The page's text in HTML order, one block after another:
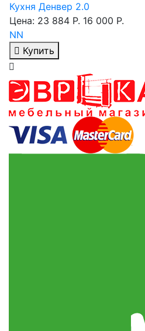
Кухня Денвер 2.0
Цена: 23 884 Р. 16 000 Р.
NN
Купить